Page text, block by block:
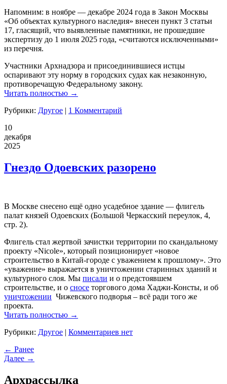
Напомним: в ноябре — декабре 2024 года в Закон Москвы
«Об объектах культурного наследия» внесен пункт 3 статьи
17, гласящий, что выявленные памятники, не прошедшие
экспертизу до 1 июля 2025 года, «считаются исключенными»
из перечня.
Участники Архнадзора и присоединившиеся истцы
оспаривают эту норму в городских судах как незаконную,
противоречащую Федеральному закону.
Читать полностью →
Рубрики: Другое | 1 Комментарий
10
декабря
2025
Гнездо Одоевских разорено
В Москве снесено ещё одно усадебное здание — флигель
палат князей Одоевских (Большой Черкасский переулок, 4,
стр. 2).
Флигель стал жертвой зачистки территории по скандальному
проекту «Nicole», который позиционирует «новое
строительство в Китай-городе с уважением к прошлому». Это
«уважение» выражается в уничтожении старинных зданий и
культурного слоя. Мы писали и о предстоявшем
строительстве, и о сносе торгового дома Хаджи-Консты, и об
уничтожении Чижевского подворья – всё ради того же
проекта.
Читать полностью →
Рубрики: Другое | Комментариев нет
← Ранее
Далее →
Архрассылка